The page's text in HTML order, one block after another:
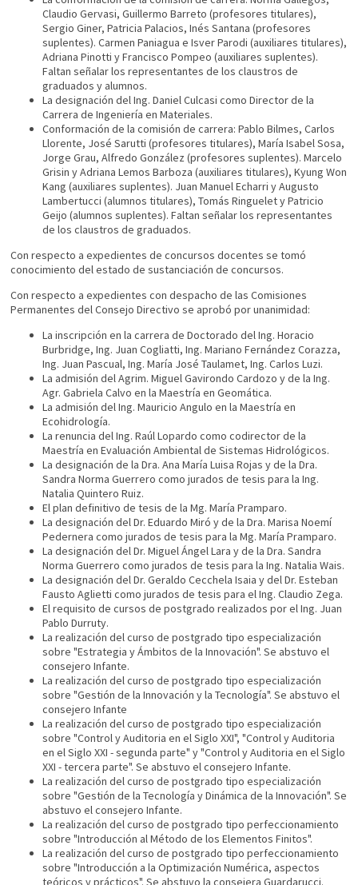
Claudio Gervasi, Guillermo Barreto (profesores titulares),
Sergio Giner, Patricia Palacios, Inés Santana (profesores
suplentes). Carmen Paniagua e Isver Parodi (auxiliares titulares),
Adriana Pinotti y Francisco Pompeo (auxiliares suplentes).
Faltan señalar los representantes de los claustros de
graduados y alumnos.
La designación del Ing. Daniel Culcasi como Director de la
Carrera de Ingeniería en Materiales.
Conformación de la comisión de carrera: Pablo Bilmes, Carlos
Llorente, José Sarutti (profesores titulares), María Isabel Sosa,
Jorge Grau, Alfredo González (profesores suplentes). Marcelo
Grisin y Adriana Lemos Barboza (auxiliares titulares), Kyung Won
Kang (auxiliares suplentes). Juan Manuel Echarri y Augusto
Lambertucci (alumnos titulares), Tomás Ringuelet y Patricio
Geijo (alumnos suplentes). Faltan señalar los representantes
de los claustros de graduados.
Con respecto a expedientes de concursos docentes se tomó
conocimiento del estado de sustanciación de concursos.
Con respecto a expedientes con despacho de las Comisiones
Permanentes del Consejo Directivo se aprobó por unanimidad:
La inscripción en la carrera de Doctorado del Ing. Horacio
Burbridge, Ing. Juan Cogliatti, Ing. Mariano Fernández Corazza,
Ing. Juan Pascual, Ing. María José Taulamet, Ing. Carlos Luzi.
La admisión del Agrim. Miguel Gavirondo Cardozo y de la Ing.
Agr. Gabriela Calvo en la Maestría en Geomática.
La admisión del Ing. Mauricio Angulo en la Maestría en
Ecohidrología.
La renuncia del Ing. Raúl Lopardo como codirector de la
Maestría en Evaluación Ambiental de Sistemas Hidrológicos.
La designación de la Dra. Ana María Luisa Rojas y de la Dra.
Sandra Norma Guerrero como jurados de tesis para la Ing.
Natalia Quintero Ruiz.
El plan definitivo de tesis de la Mg. María Pramparo.
La designación del Dr. Eduardo Miró y de la Dra. Marisa Noemí
Pedernera como jurados de tesis para la Mg. María Pramparo.
La designación del Dr. Miguel Ángel Lara y de la Dra. Sandra
Norma Guerrero como jurados de tesis para la Ing. Natalia Wais.
La designación del Dr. Geraldo Cecchela Isaia y del Dr. Esteban
Fausto Aglietti como jurados de tesis para el Ing. Claudio Zega.
El requisito de cursos de postgrado realizados por el Ing. Juan
Pablo Durruty.
La realización del curso de postgrado tipo especialización
sobre "Estrategia y Ámbitos de la Innovación". Se abstuvo el
consejero Infante.
La realización del curso de postgrado tipo especialización
sobre "Gestión de la Innovación y la Tecnología". Se abstuvo el
consejero Infante
La realización del curso de postgrado tipo especialización
sobre "Control y Auditoria en el Siglo XXI", "Control y Auditoria
en el Siglo XXI - segunda parte" y "Control y Auditoria en el Siglo
XXI - tercera parte". Se abstuvo el consejero Infante.
La realización del curso de postgrado tipo especialización
sobre "Gestión de la Tecnología y Dinámica de la Innovación". Se
abstuvo el consejero Infante.
La realización del curso de postgrado tipo perfeccionamiento
sobre "Introducción al Método de los Elementos Finitos".
La realización del curso de postgrado tipo perfeccionamiento
sobre "Introducción a la Optimización Numérica, aspectos
teóricos y prácticos". Se abstuvo la consejera Guardarucci.